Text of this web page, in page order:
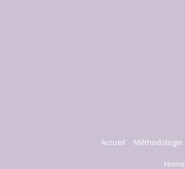
Accueil Méthodologie
Home